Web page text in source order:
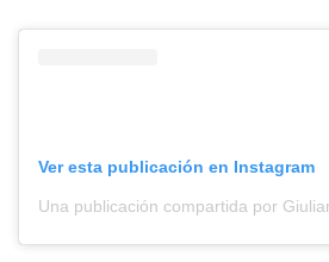
Ver esta publicación en Instagram